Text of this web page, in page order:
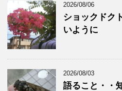
2026/08/06
ショックドク
いように
2026/08/03
語ること・・